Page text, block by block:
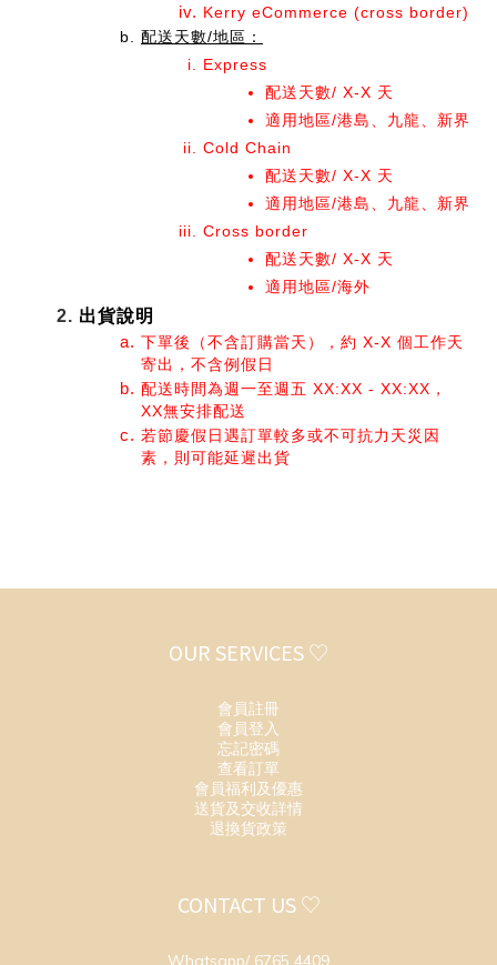
Kerry eCommerce (cross border)
配送天數/地區：
Express
配送天數/ X-X 天
適用地區/港島、九龍、新界
Cold Chain
配送天數/ X-X 天
適用地區/港島、九龍、新界
Cross border
配送天數/ X-X 天
適用地區/海外
出貨說明
下單後（不含訂購當天），約 X-X 個工作天
寄出，不含例假日
配送時間為週一至週五 XX:XX - XX:XX，
XX無安排配送
若節慶假日遇訂單較多或不可抗力天災因
素，則可能延遲出貨
OUR SERVICES ♡
會員註冊
會員登入
忘記密碼
查看訂單
會員福利及優惠
送貨及交收詳情
退換貨政策
CONTACT US ♡
Whatsapp/ 6765 4409